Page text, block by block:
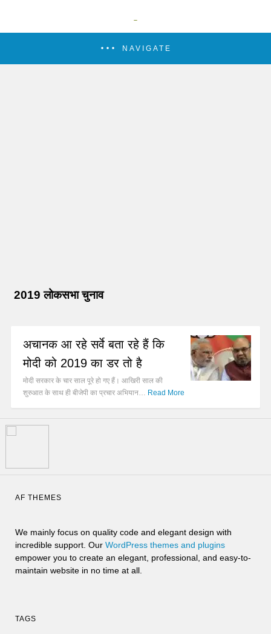
NAVIGATE
2019 लोकसभा चुनाव
अचानक आ रहे सर्वे बता रहे हैं कि
मोदी को 2019 का डर तो है
मोदी सरकार के चार साल पूरे हो गए हैं। आखिरी साल की
शुरुआत के साथ ही बीजेपी का प्रचार अभियान… Read More
AF THEMES
We mainly focus on quality code and elegant design with
incredible support. Our WordPress themes and plugins
empower you to create an elegant, professional, and easy-to-
maintain website in no time at all.
TAGS